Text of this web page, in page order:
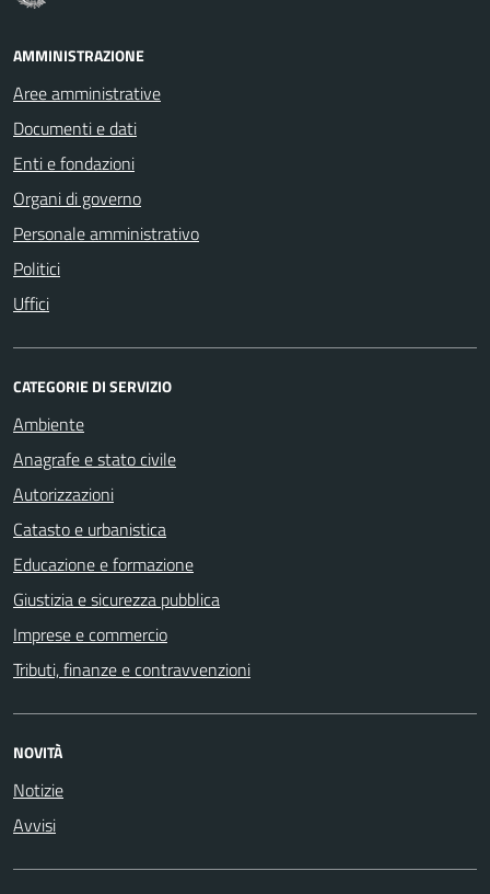
AMMINISTRAZIONE
Aree amministrative
Documenti e dati
Enti e fondazioni
Organi di governo
Personale amministrativo
Politici
Uffici
CATEGORIE DI SERVIZIO
Ambiente
Anagrafe e stato civile
Autorizzazioni
Catasto e urbanistica
Educazione e formazione
Giustizia e sicurezza pubblica
Imprese e commercio
Tributi, finanze e contravvenzioni
NOVITÀ
Notizie
Avvisi